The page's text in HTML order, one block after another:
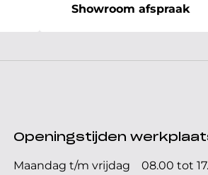
Showroom afspraak
Openingstijden
Maandag t/m vrijdag 08.00 tot